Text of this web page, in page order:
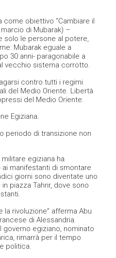
come obiettivo “Cambiare il
di Mubarak) –
solo le persone al potere,
Mubarak eguale a
30 anni- paragonabile a
vecchio sistema corrotto.
contro tutti i regimi
del Medio Oriente. Libertà
del Medio Oriente.
Egiziana.
periodo di transizione non
egiziana ha
manifestanti di smontare
giorni sono diventate uno
piazza Tahrir, dove sono
la rivoluzione” afferma Abu
di Alessandria.
egiziano, nominato
rimarrà per il tempo
politica.